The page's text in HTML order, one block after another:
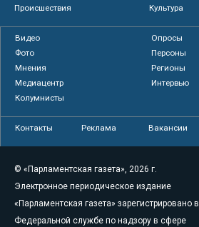
Происшествия
Культура
Видео
Опросы
Фото
Персоны
Мнения
Регионы
Медиацентр
Интервью
Колумнисты
Контакты Реклама Вакансии
© «Парламентская газета», 2026 г.
Электронное периодическое издание
«Парламентская газета» зарегистрировано в
Федеральной службе по надзору в сфере